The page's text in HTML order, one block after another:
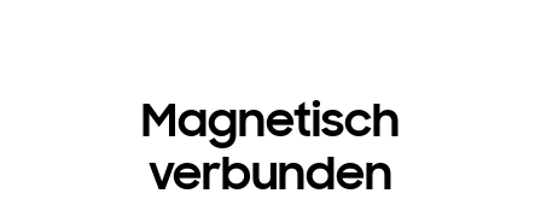
Magnetisch
verbunden